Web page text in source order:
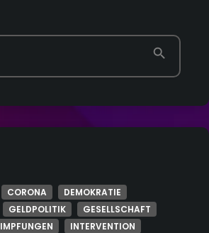
search
CORONA
DEMOKRATIE
GELDPOLITIK
GESELLSCHAFT
IMPFUNGEN
INTERVENTION